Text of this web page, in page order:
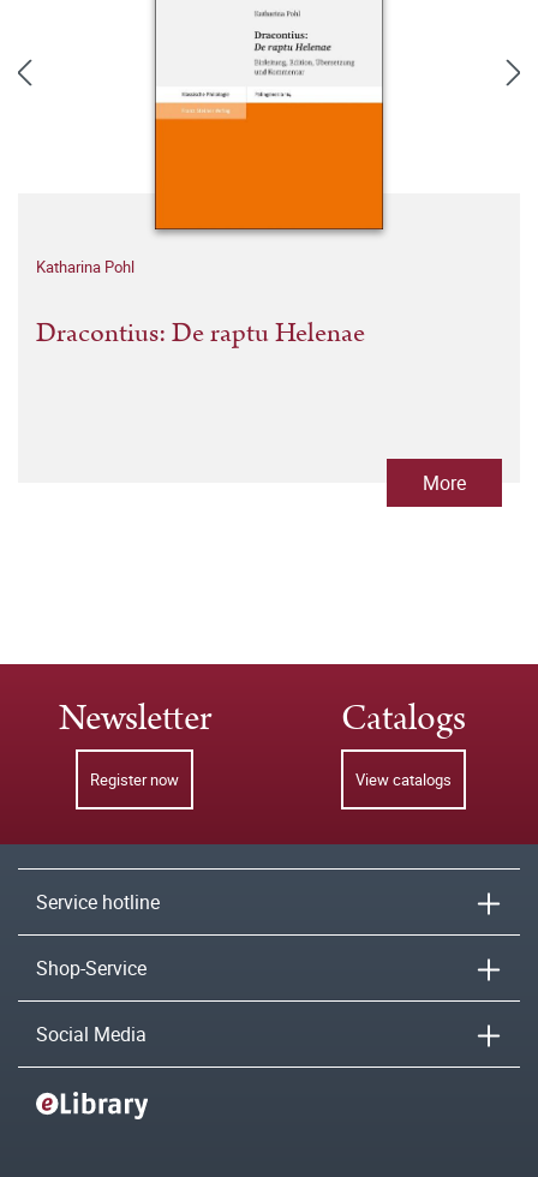
Katharina Pohl
Dracontius: De raptu Helenae
More
Newsletter
Register now
Catalogs
View catalogs
Service hotline
Shop-Service
Social Media